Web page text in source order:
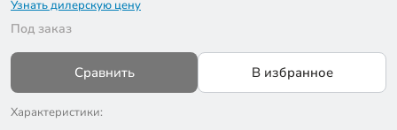
Узнать дилерскую цену
Под заказ
Сравнить В избранное
Характеристики: